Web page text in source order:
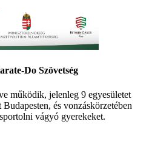
Do Szövetség
működik, jelenleg 9 egyesületet
és vonzáskörzetében
vágyó gyerekeket.